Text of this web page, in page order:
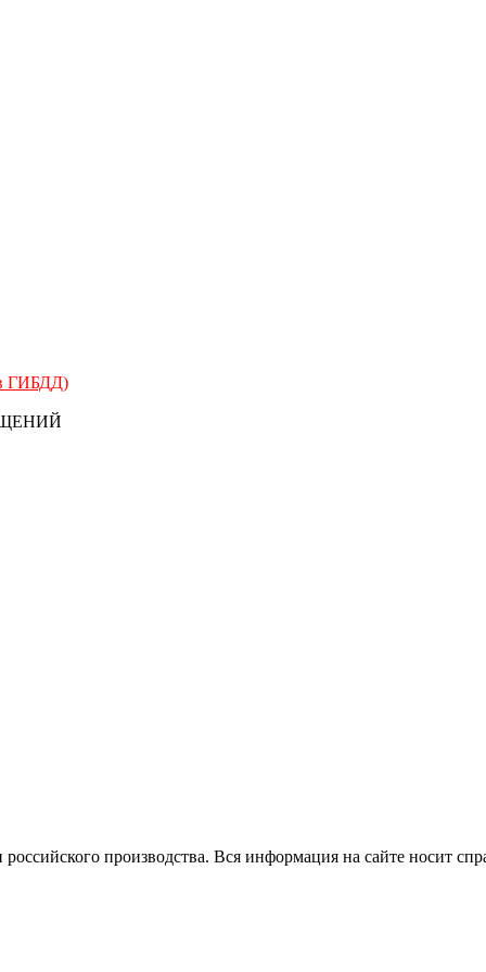
в ГИБДД)
производства. Вся информация на сайте носит